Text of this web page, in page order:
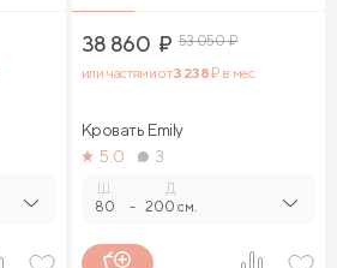
38 860 ₽ 53 050₽
или частями от3 238₽ в мес.
Кровать Emily
5.0
3
80 -
Д.
200 см.